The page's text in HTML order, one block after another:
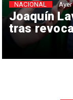
Joaquín
tras
NACIONAL